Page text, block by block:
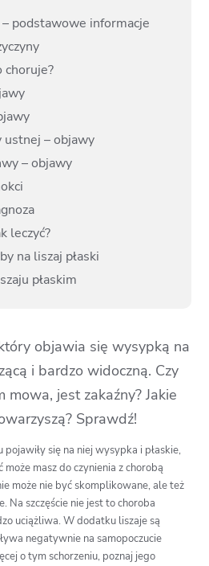
podstawowe informacje
choruje?
ustnej – objawy
– objawy
leczyć?
na liszaj płaski
płaskim
objawia się wysypką na
i bardzo widoczną. Czy
mowa, jest zakaźny? Jakie
Sprawdź!
się na niej wysypka i płaskie,
masz do czynienia z chorobą
może nie być skomplikowane, ale też
Na szczęście nie jest to choroba
uciążliwa. W dodatku liszaje są
negatywnie na samopoczucie
o tym schorzeniu, poznaj jego